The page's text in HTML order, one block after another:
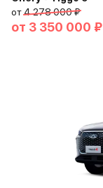
от4 278 000 ₽
от 3 350 000 ₽